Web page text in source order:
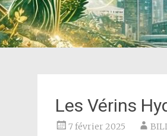
Les Vérins
7 février 2025